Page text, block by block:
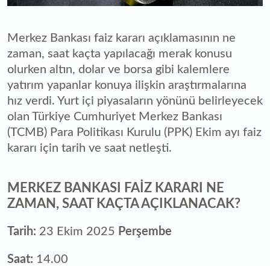
Merkez Bankası faiz kararı açıklamasının ne
zaman, saat kaçta yapılacağı merak konusu
olurken altın, dolar ve borsa gibi kalemlere
yatırım yapanlar konuya ilişkin araştırmalarına
hız verdi. Yurt içi piyasaların yönünü belirleyecek
olan Türkiye Cumhuriyet Merkez Bankası
(TCMB) Para Politikası Kurulu (PPK) Ekim ayı faiz
kararı için tarih ve saat netleşti.
MERKEZ BANKASI FAİZ KARARI NE
ZAMAN, SAAT KAÇTA AÇIKLANACAK?
Tarih: 23 Ekim 2025 Perşembe
Saat: 14.00